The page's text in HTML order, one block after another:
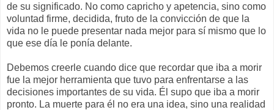
de su significado. No como capricho y apetencia, sino como
voluntad firme, decidida, fruto de la convicción de que la
vida no le puede presentar nada mejor para sí mismo que lo
que ese día le ponía delante.
Debemos creerle cuando dice que recordar que iba a morir
fue la mejor herramienta que tuvo para enfrentarse a las
decisiones importantes de su vida. Él supo que iba a morir
pronto. La muerte para él no era una idea, sino una realidad